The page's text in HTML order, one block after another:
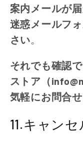
案内メールが
迷惑メールフ
さい。
それでも確認
ストア（
気軽にお問合
11.キャン